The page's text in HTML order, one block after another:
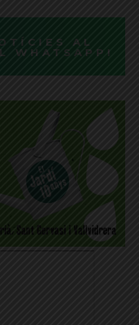
AL
WHATSAPP!